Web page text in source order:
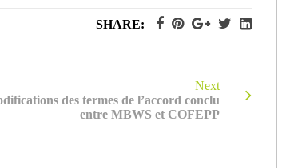
SHARE:
Next
des termes de l’accord conclu
entre MBWS et COFEPP